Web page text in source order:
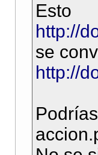
Esto
http://
se
http://